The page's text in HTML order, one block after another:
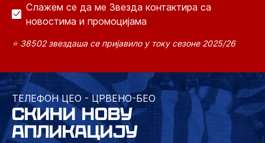
Слажем се да ме Звезда контактира са
новостима и промоцијама
⭐ 38502 звездаша се пријавило у току сезоне 2025/26
ТЕЛЕФОН ЦЕО - ЦРВЕНО-БЕО
СКИНИ НОВУ
АПЛИКАЦИЈУ